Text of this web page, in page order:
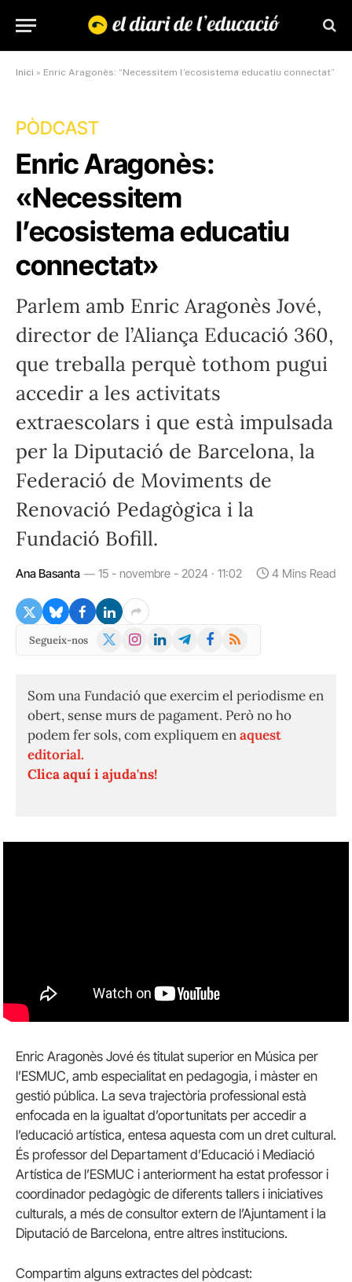
Inici » Enric Aragonès: “Necessitem l’ecosistema educatiu connectat”
PÒDCAST
Enric Aragonès:
«Necessitem
l’ecosistema educatiu
connectat»
Parlem amb Enric Aragonès Jové,
director de l’Aliança Educació 360,
que treballa perquè tothom pugui
accedir a les activitats
extraescolars i que està impulsada
per la Diputació de Barcelona, la
Federació de Moviments de
Renovació Pedagògica i la
Fundació Bofill.
Ana Basanta 15 - novembre - 2024 · 11:02 4 Mins Read
Segueix-nos
X
Instagram
LinkedInTelegramFacebook
RSS
Som una Fundació que exercim el periodisme en
obert, sense murs de pagament. Però no ho
podem fer sols, com expliquem enaquest
editorial.
Clica aquí i ajuda'ns!
Enric Aragonès Jové és titulat superior en Música per
l’ESMUC, amb especialitat en pedagogia, i màster en
gestió pública. La seva trajectòria professional està
enfocada en la igualtat d’oportunitats per accedir a
l’educació artística, entesa aquesta com un dret cultural.
És professor del Departament d’Educació i Mediació
Artística de l’ESMUC i anteriorment ha estat professor i
coordinador pedagògic de diferents tallers i iniciatives
culturals, a més de consultor extern de l’Ajuntament i la
Diputació de Barcelona, entre altres institucions.
Compartim alguns extractes del pòdcast: